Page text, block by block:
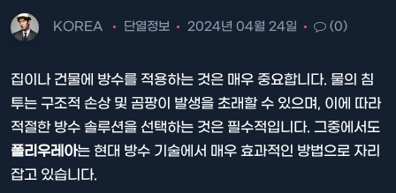
KOREA 단열정보 2024년 04월 24일 (0)
집이나 건물에 방수를 적용하는 것은 매우 중요합니다. 물의 침
투는 구조적 손상 및 곰팡이 발생을 초래할 수 있으며, 이에 따라
적절한 방수 솔루션을 선택하는 것은 필수적입니다. 그중에서도
폴리우레아는 현대 방수 기술에서 매우 효과적인 방법으로 자리
잡고 있습니다.